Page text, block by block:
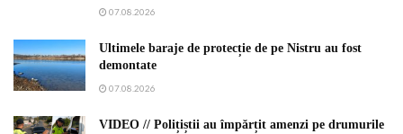
07.08.2026
Ultimele baraje de protecție de pe Nistru au fost
demontate
07.08.2026
VIDEO // Polițiștii au împărțit amenzi pe drumurile